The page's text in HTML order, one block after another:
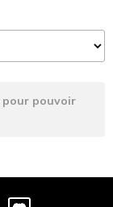
pour pouvoir